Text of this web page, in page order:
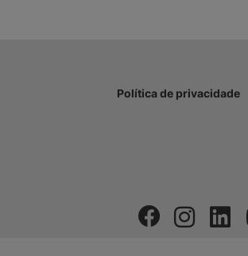
Política de privacidade